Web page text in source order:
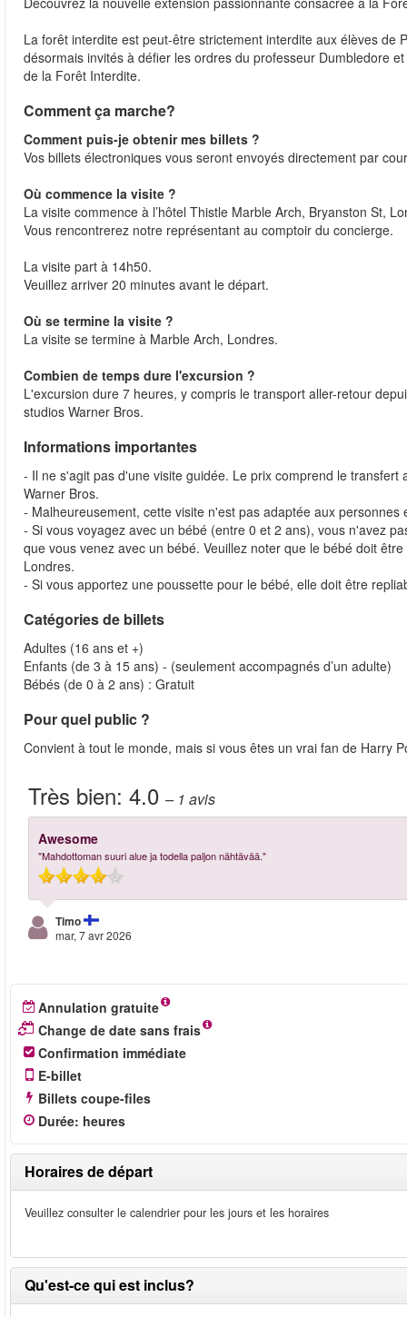
La forêt interdite est peut-être strictement interdite aux élèves de
désormais invités à défier les ordres du professeur Dumbledore
de la Forêt Interdite.
Comment ça marche?
Comment puis-je obtenir mes billets ?
Vos billets électroniques vous seront envoyés directement par
Où commence la visite ?
La visite commence à l’hôtel Thistle Marble Arch, Bryanston St,
Vous rencontrerez notre représentant au comptoir du concierge.
La visite part à 14h50.
Veuillez arriver 20 minutes avant le départ.
Où se termine la visite ?
La visite se termine à Marble Arch, Londres.
Combien de temps dure l'excursion ?
L'excursion dure 7 heures, y compris le transport aller-retour
studios Warner Bros.
Informations importantes
- Il ne s'agit pas d'une visite guidée. Le prix comprend le
Warner Bros.
- Malheureusement, cette visite n'est pas adaptée aux
- Si vous voyagez avec un bébé (entre 0 et 2 ans), vous n'avez
que vous venez avec un bébé. Veuillez noter que le bébé doit
Londres.
- Si vous apportez une poussette pour le bébé, elle doit être
Catégories de billets
Adultes (16 ans et +)
Enfants (de 3 à 15 ans) - (seulement accompagnés d’un adulte)
Bébés (de 0 à 2 ans) : Gratuit
Pour quel public ?
Convient à tout le monde, mais si vous êtes un vrai fan de Harry
Très bien: 4.0 – 1 avis
Awesome
"Mahdottoman suuri alue ja todella paljon nähtävää."
Timo
mar, 7 avr 2026
Annulation gratuite
Change de date sans frais
Confirmation immédiate
E-billet
Billets coupe-files
Durée: heures
Horaires de départ
Veuillez consulter le calendrier pour les jours et les horaires
Qu'est-ce qui est inclus?